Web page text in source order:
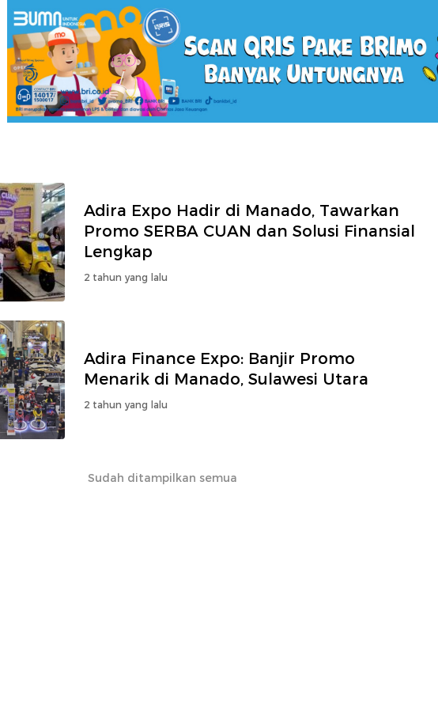
Adira Expo Hadir di Manado, Tawarkan
Promo SERBA CUAN dan Solusi Finansial
Lengkap
2 tahun yang lalu
Adira Finance Expo: Banjir Promo
Menarik di Manado, Sulawesi Utara
2 tahun yang lalu
Sudah ditampilkan semua